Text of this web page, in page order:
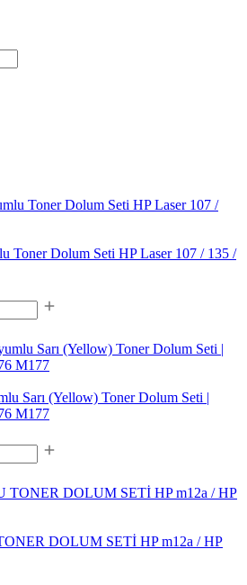
Toner Dolum Seti HP Laser 107 / 135 /
Sarı (Yellow) Toner Dolum Seti |
M177
DOLUM SETİ HP m12a / HP